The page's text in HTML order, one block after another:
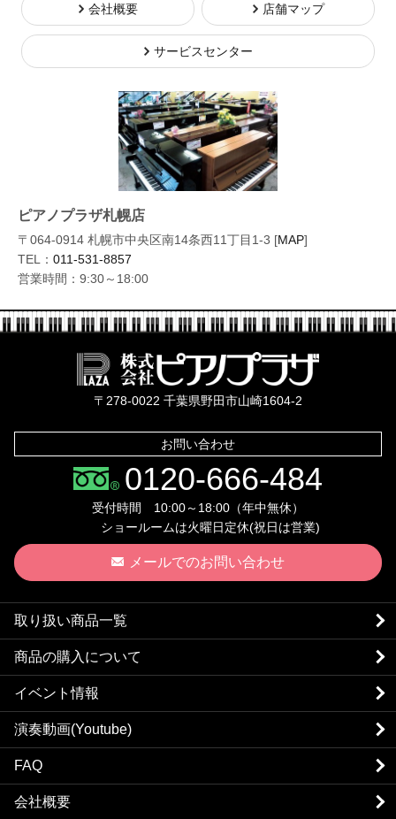
会社概要 店舗マップ
サービスセンター
ピアノプラザ札幌店
〒064-0914 札幌市中央区南14条西11丁目1-3 [MAP]
TEL： 011-531-8857
営業時間：9:30～18:00
〒278-0022 千葉県野田市山崎1604-2
お問い合わせ
0120-666-484
受付時間 10:00～18:00（年中無休）
ショールームは火曜日定休(祝日は営業)
メールでのお問い合わせ
取り扱い商品一覧
商品の購入について
イベント情報
演奏動画(Youtube)
FAQ
会社概要